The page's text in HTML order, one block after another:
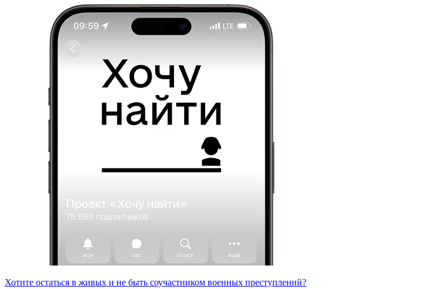
Хотите остаться в живых и не быть соучастником военных преступлений?